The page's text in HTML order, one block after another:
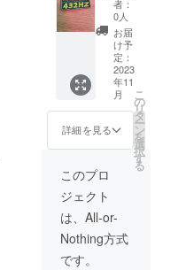
からの
感謝の
直筆の
手紙 ・
全公演
に参加
できる
ライブ
チケッ
ト ・全
公演後
のVIP待
遇 ・ラ
イブド
キュメ
ンタ
リーの
者：
0人
お届
け予
定：
2023
年11
月
詳細を見る
こ
の
リ
タ
ー
ン
を
選
択
す
る
このプロ
ジェクト
は、All-or-
Nothing方式
です。